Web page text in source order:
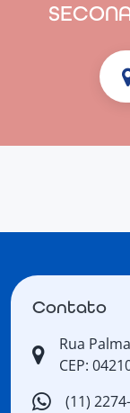
Contato
Rua
CEP:
(11)